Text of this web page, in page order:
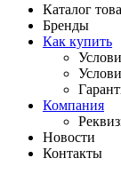
Каталог
Бренды
Как купить
Компания
Новости
Контакты